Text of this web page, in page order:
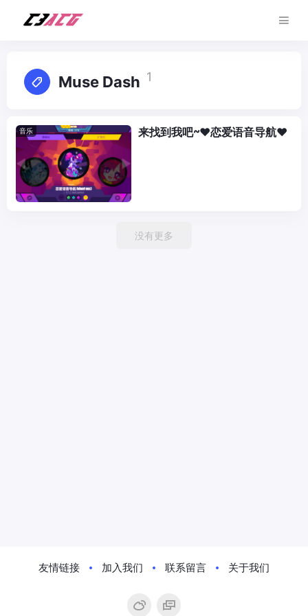
Muse Dash 1
音乐 来找到我吧~❤恋爱语音导航❤
没有更多
友情链接 加入我们 联系留言 关于我们